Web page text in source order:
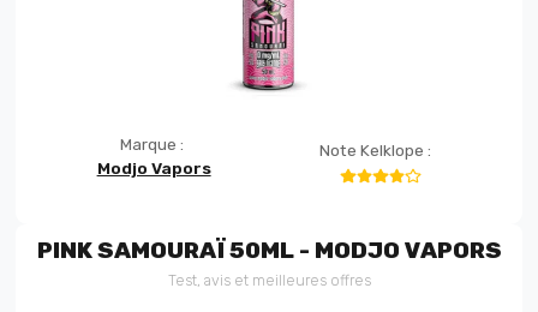
Marque :
Modjo Vapors
Note Kelklope :
PINK SAMOURAÏ 50ML - MODJO VAPORS
Test, avis et meilleures offres